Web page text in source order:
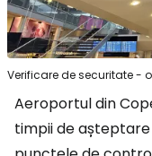
Verificare de securitate -
Aeroportul din
timpii de